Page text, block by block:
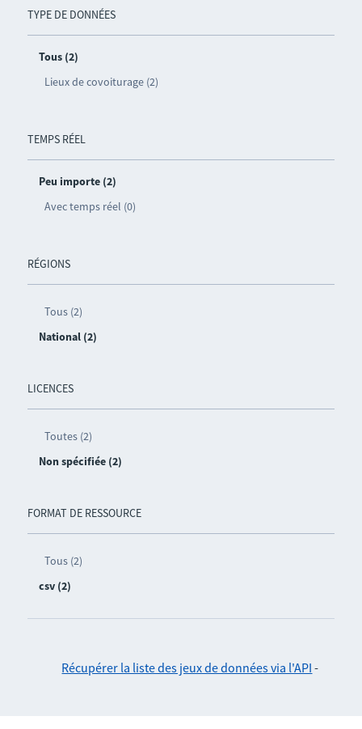
TYPE DE DONNÉES
Tous (2)
Lieux de covoiturage (2)
TEMPS RÉEL
Peu importe (2)
Avec temps réel (0)
RÉGIONS
Tous (2)
National (2)
LICENCES
Toutes (2)
Non spécifiée (2)
FORMAT DE RESSOURCE
Tous (2)
csv (2)
Récupérer la liste des jeux de données via l'API -